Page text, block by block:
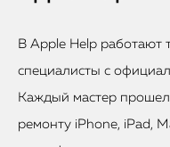
В Apple Help работают
специалисты с
Каждый мастер
ремонту iPhone, iPad,